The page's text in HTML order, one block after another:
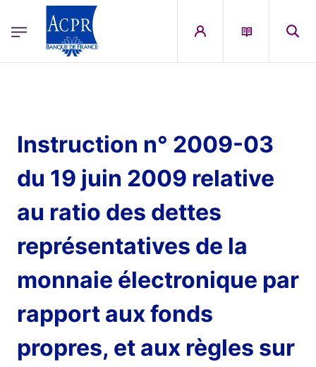
ACPR Menu Principal (French)
Instruction n° 2009-03
du 19 juin 2009 relative
au ratio des dettes
représentatives de la
monnaie électronique par
rapport aux fonds
propres, et aux règles sur